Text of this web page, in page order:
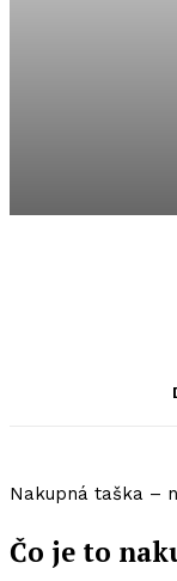
Nakupná taška –
Čo je to